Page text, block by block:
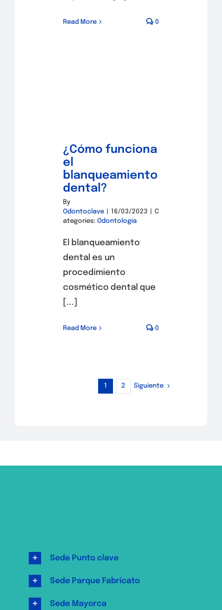
Read More 0
¿Cómo funciona
el
blanqueamiento
dental?
By
Odontoclave
16/03/2023
C
ategories: Odontología
El blanqueamiento
dental es un
procedimiento
cosmético dental que
[...]
Read More 0
1 2 Siguiente
Sede Punto clave
Sede Parque Fabricato
Sede Mayorca